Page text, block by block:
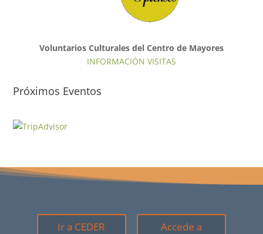
Voluntarios Culturales del Centro de Mayores
INFORMACIÓN VISITAS
Próximos Eventos
Ir a CEDER
Accede a